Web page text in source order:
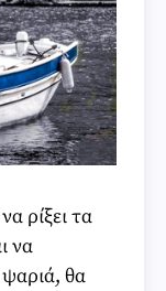
ρίξει τα
να
ψαριά, θα